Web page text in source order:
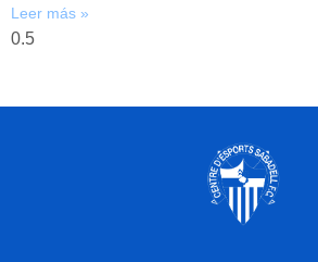
Leer más »